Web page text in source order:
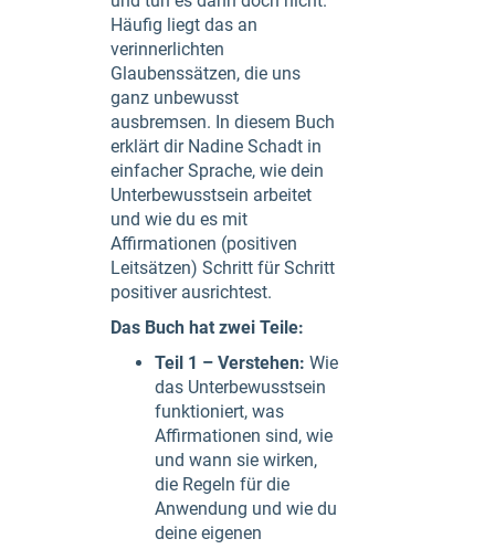
Häufig liegt das an
verinnerlichten
Glaubenssätzen, die uns
ganz unbewusst
ausbremsen. In diesem Buch
erklärt dir Nadine Schadt in
einfacher Sprache, wie dein
Unterbewusstsein arbeitet
und wie du es mit
Affirmationen (positiven
Leitsätzen) Schritt für Schritt
positiver ausrichtest.
Das Buch hat zwei Teile:
Teil 1 – Verstehen: Wie
das Unterbewusstsein
funktioniert, was
Affirmationen sind, wie
und wann sie wirken,
die Regeln für die
Anwendung und wie du
deine eigenen